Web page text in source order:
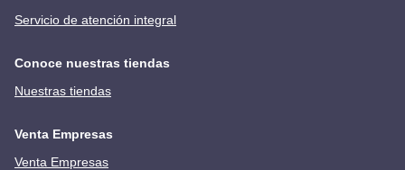
Servicio de atención integral
Conoce nuestras tiendas
Nuestras tiendas
Venta Empresas
Venta Empresas